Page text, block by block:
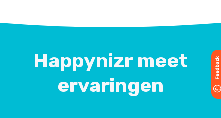
Happynizr meet
ervaringen